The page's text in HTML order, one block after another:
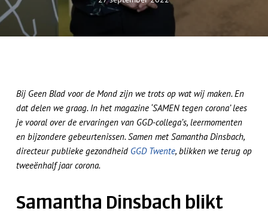
Bij Geen Blad voor de Mond zijn we trots op wat wij maken. En
dat delen we graag. In het magazine ‘SAMEN tegen corona’ lees
je vooral over de ervaringen van GGD-collega’s, leermomenten
en bijzondere gebeurtenissen. Samen met Samantha Dinsbach,
directeur publieke gezondheid GGD Twente, blikken we terug op
tweeënhalf jaar corona.
Samantha Dinsbach blikt